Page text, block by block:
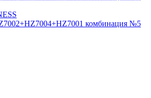
комбинация №5